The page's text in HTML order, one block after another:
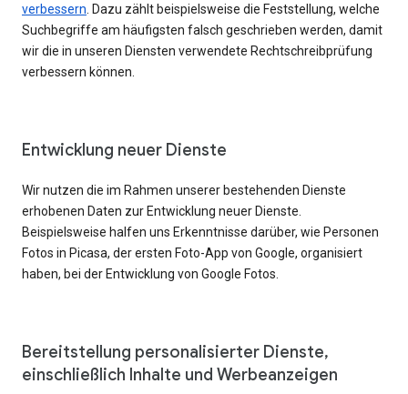
verbessern . Dazu zählt beispielsweise die Feststellung, welche
Suchbegriffe am häufigsten falsch geschrieben werden, damit
wir die in unseren Diensten verwendete Rechtschreibprüfung
verbessern können.
Entwicklung neuer Dienste
Wir nutzen die im Rahmen unserer bestehenden Dienste
erhobenen Daten zur Entwicklung neuer Dienste.
Beispielsweise halfen uns Erkenntnisse darüber, wie Personen
Fotos in Picasa, der ersten Foto-App von Google, organisiert
haben, bei der Entwicklung von Google Fotos.
Bereitstellung personalisierter Dienste,
einschließlich Inhalte und Werbeanzeigen